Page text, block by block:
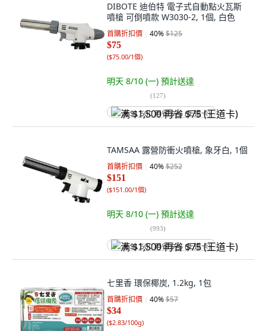
DIBOTE 迪伯特 電子式自動點火瓦斯
噴槍 可倒噴款 W3030-2, 1個, 白色
首購折扣價 40%$125
$75
($75.00/1個)
明天 8/10 (一) 預計送達
(127)
满 $1,500 再省 $75 (王道卡)
TAMSAA 露營防衝火噴槍, 象牙白, 1個
首購折扣價 40%$252
$151
($151.00/1個)
明天 8/10 (一) 預計送達
(993)
满 $1,500 再省 $75 (王道卡)
七里香 環保椰炭, 1.2kg, 1包
首購折扣價 40%$57
$34
($2.83/100g)